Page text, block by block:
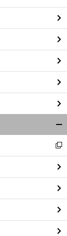
前
る
閉
る
新
し
い
ウ
ィ
ン
ド
ウ
で